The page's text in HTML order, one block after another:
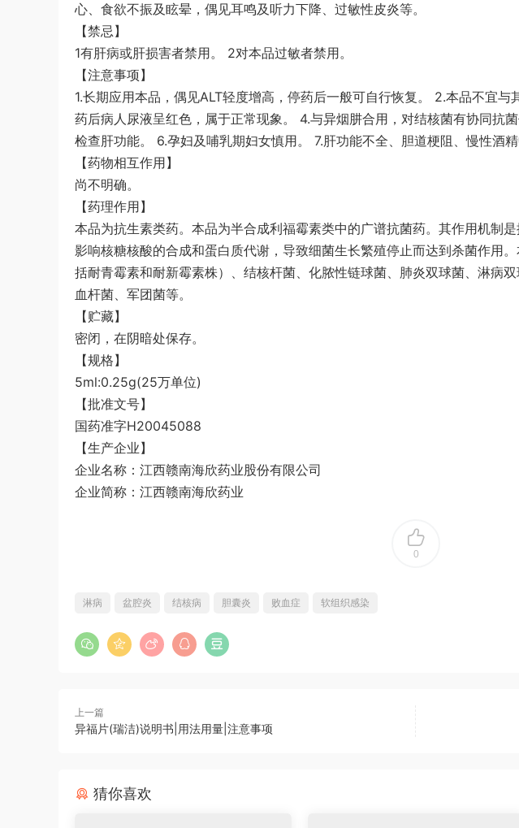
心、食欲不振及眩晕，偶见耳鸣及听力下降、过敏性皮炎等。
【禁忌】
1有肝病或肝损害者禁用。 2对本品过敏者禁用。
【注意事项】
1.长期应用本品，偶见ALT轻度增高，停药后一般可自行恢复。 2.本品不宜
药后病人尿液呈红色，属于正常现象。 4.与异烟肼合用，对结核菌有协同抗
检查肝功能。 6.孕妇及哺乳期妇女慎用。 7.肝功能不全、胆道梗阻、慢性酒
【药物相互作用】
尚不明确。
【药理作用】
本品为抗生素类药。本品为半合成利福霉素类中的广谱抗菌药。其作用机制
影响核糖核酸的合成和蛋白质代谢，导致细菌生长繁殖停止而达到杀菌作用
括耐青霉素和耐新霉素株）、结核杆菌、化脓性链球菌、肺炎双球菌、淋病
血杆菌、军团菌等。
【贮藏】
密闭，在阴暗处保存。
【规格】
5ml:0.25g(25万单位)
【批准文号】
国药准字H20045088
【生产企业】
企业名称：江西赣南海欣药业股份有限公司
企业简称：江西赣南海欣药业
0
淋病 盆腔炎 结核病 胆囊炎 败血症 软组织感染
上一篇
异福片(瑞洁)说明书|用法用量|注意事项
猜你喜欢